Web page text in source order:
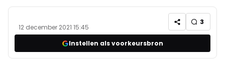
12 december 2021 15:45
3
Instellen als voorkeursbron